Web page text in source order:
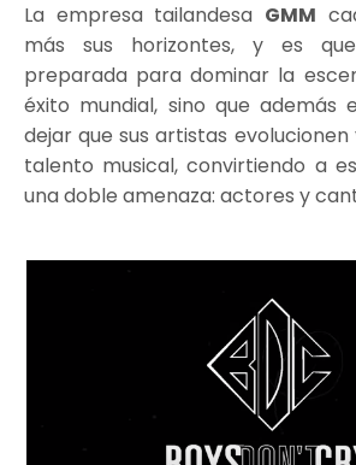
La empresa tailandesa GMM
más sus horizontes, y es
preparada para dominar la
éxito mundial, sino que además
dejar que sus artistas
talento musical, convirtiendo a
una doble amenaza: actores y